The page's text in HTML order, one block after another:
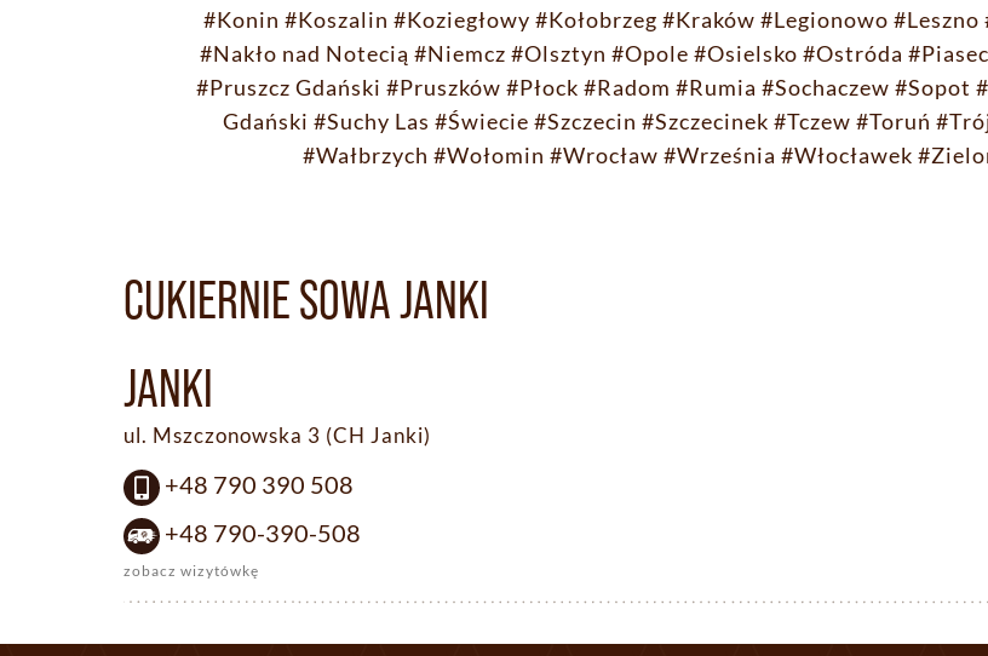
#Konin #Koszalin #Koziegłowy #Kołobrzeg #Kraków #Legionowo #Leszno
#Nakło nad Notecią #Niemcz #Olsztyn #Opole #Osielsko #Ostróda
#Pruszcz Gdański #Pruszków #Płock #Radom #Rumia #Sochaczew #Sopot
Gdański #Suchy Las #Świecie #Szczecin #Szczecinek #Tczew #Toruń
#Wałbrzych #Wołomin #Wrocław #Września #Włocławek
CUKIERNIE SOWA JANKI
JANKI
ul. Mszczonowska 3 (CH Janki)
+48 790 390 508
+48 790-390-508
zobacz wizytówkę